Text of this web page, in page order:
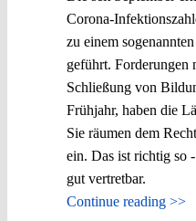
Corona-
zu einem
geführt. Forderungen
Schließung von
Frühjahr, haben die
Sie räumen dem
ein. Das ist richtig so
gut vertretbar.
Continue reading >>